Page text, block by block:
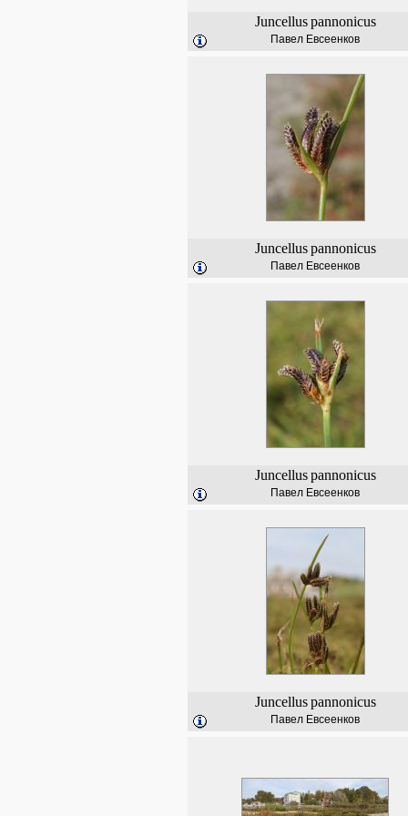
Juncellus pannonicus
Павел Евсеенков
Juncellus pannonicus
Павел Евсеенков
Juncellus pannonicus
Павел Евсеенков
Juncellus pannonicus
Павел Евсеенков